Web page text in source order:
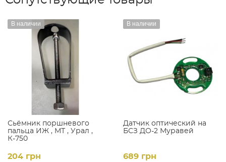
Сьёмник поршневого
пальца ИЖ , МТ , Урал ,
К-750
В наличии
204 грн
Датчик оптический на
БСЗ ДО-2 Муравей
В наличии
689 грн